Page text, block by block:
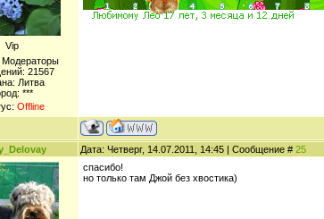
Viр
Модераторы
21567
Литва
***
Offline
Дата: Четверг, 14.07.2011, 14:45 | Сообщение # 25
спасибо!
но только там Джой без хвостика)